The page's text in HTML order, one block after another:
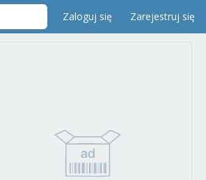
Zaloguj się Zarejestruj się